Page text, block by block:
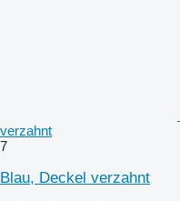
verzahnt
7
Blau, Deckel verzahnt